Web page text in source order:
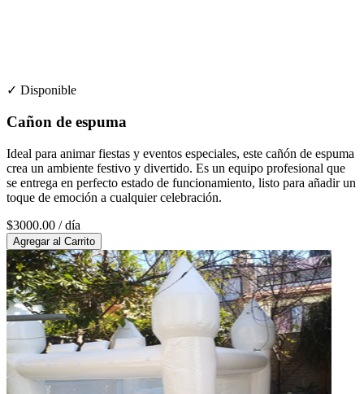
✓ Disponible
Cañon de espuma
Ideal para animar fiestas y eventos especiales, este cañón de espuma
crea un ambiente festivo y divertido. Es un equipo profesional que
se entrega en perfecto estado de funcionamiento, listo para añadir un
toque de emoción a cualquier celebración.
$3000.00 / día
Agregar al Carrito